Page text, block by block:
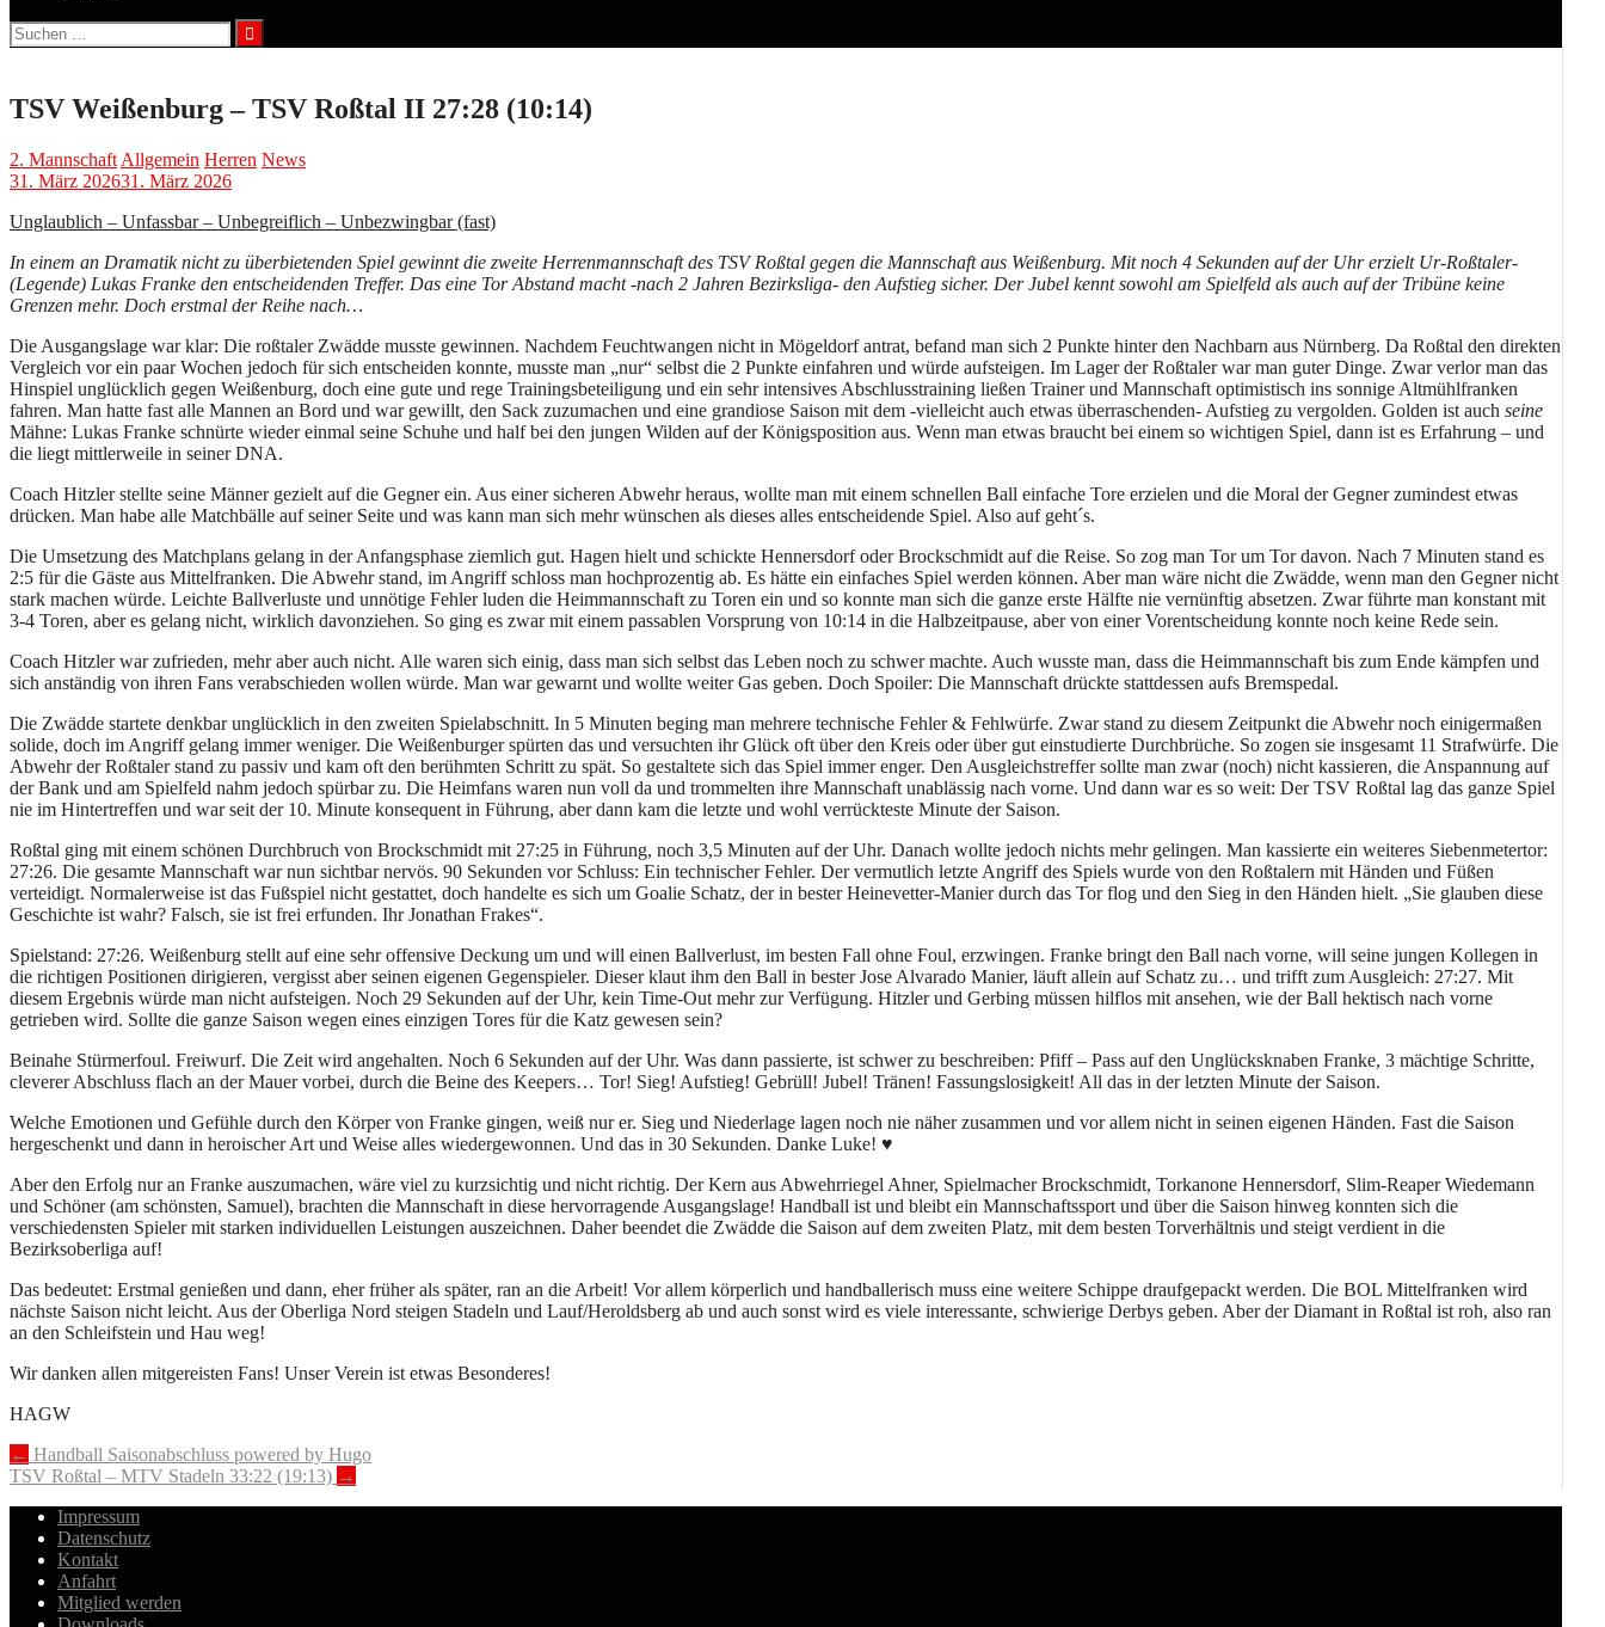
Suchen
nach:
TSV Weißenburg – TSV Roßtal II 27:28 (10:14)
2. Mannschaft Allgemein Herren News
31. März 202631. März 2026
Unglaublich – Unfassbar – Unbegreiflich – Unbezwingbar (fast)
In einem an Dramatik nicht zu überbietenden Spiel gewinnt die zweite Herrenmannschaft des TSV Roßtal gegen die Mannschaft aus Weißenburg. Mit noch 4 Sekunden auf der Uhr erzielt Ur-Roßtaler-
(Legende) Lukas Franke den entscheidenden Treffer. Das eine Tor Abstand macht -nach 2 Jahren Bezirksliga- den Aufstieg sicher. Der Jubel kennt sowohl am Spielfeld als auch auf der Tribüne keine
Grenzen mehr. Doch erstmal der Reihe nach…
Die Ausgangslage war klar: Die roßtaler Zwädde musste gewinnen. Nachdem Feuchtwangen nicht in Mögeldorf antrat, befand man sich 2 Punkte hinter den Nachbarn aus Nürnberg. Da Roßtal den direkten
Vergleich vor ein paar Wochen jedoch für sich entscheiden konnte, musste man „nur“ selbst die 2 Punkte einfahren und würde aufsteigen. Im Lager der Roßtaler war man guter Dinge. Zwar verlor man das
Hinspiel unglücklich gegen Weißenburg, doch eine gute und rege Trainingsbeteiligung und ein sehr intensives Abschlusstraining ließen Trainer und Mannschaft optimistisch ins sonnige Altmühlfranken
fahren. Man hatte fast alle Mannen an Bord und war gewillt, den Sack zuzumachen und eine grandiose Saison mit dem -vielleicht auch etwas überraschenden- Aufstieg zu vergolden. Golden ist auch seine
Mähne: Lukas Franke schnürte wieder einmal seine Schuhe und half bei den jungen Wilden auf der Königsposition aus. Wenn man etwas braucht bei einem so wichtigen Spiel, dann ist es Erfahrung – und
die liegt mittlerweile in seiner DNA.
Coach Hitzler stellte seine Männer gezielt auf die Gegner ein. Aus einer sicheren Abwehr heraus, wollte man mit einem schnellen Ball einfache Tore erzielen und die Moral der Gegner zumindest etwas
drücken. Man habe alle Matchbälle auf seiner Seite und was kann man sich mehr wünschen als dieses alles entscheidende Spiel. Also auf geht´s.
Die Umsetzung des Matchplans gelang in der Anfangsphase ziemlich gut. Hagen hielt und schickte Hennersdorf oder Brockschmidt auf die Reise. So zog man Tor um Tor davon. Nach 7 Minuten stand es
2:5 für die Gäste aus Mittelfranken. Die Abwehr stand, im Angriff schloss man hochprozentig ab. Es hätte ein einfaches Spiel werden können. Aber man wäre nicht die Zwädde, wenn man den Gegner nicht
stark machen würde. Leichte Ballverluste und unnötige Fehler luden die Heimmannschaft zu Toren ein und so konnte man sich die ganze erste Hälfte nie vernünftig absetzen. Zwar führte man konstant mit
3-4 Toren, aber es gelang nicht, wirklich davonziehen. So ging es zwar mit einem passablen Vorsprung von 10:14 in die Halbzeitpause, aber von einer Vorentscheidung konnte noch keine Rede sein.
Coach Hitzler war zufrieden, mehr aber auch nicht. Alle waren sich einig, dass man sich selbst das Leben noch zu schwer machte. Auch wusste man, dass die Heimmannschaft bis zum Ende kämpfen und
sich anständig von ihren Fans verabschieden wollen würde. Man war gewarnt und wollte weiter Gas geben. Doch Spoiler: Die Mannschaft drückte stattdessen aufs Bremspedal.
Die Zwädde startete denkbar unglücklich in den zweiten Spielabschnitt. In 5 Minuten beging man mehrere technische Fehler & Fehlwürfe. Zwar stand zu diesem Zeitpunkt die Abwehr noch einigermaßen
solide, doch im Angriff gelang immer weniger. Die Weißenburger spürten das und versuchten ihr Glück oft über den Kreis oder über gut einstudierte Durchbrüche. So zogen sie insgesamt 11 Strafwürfe. Die
Abwehr der Roßtaler stand zu passiv und kam oft den berühmten Schritt zu spät. So gestaltete sich das Spiel immer enger. Den Ausgleichstreffer sollte man zwar (noch) nicht kassieren, die Anspannung auf
der Bank und am Spielfeld nahm jedoch spürbar zu. Die Heimfans waren nun voll da und trommelten ihre Mannschaft unablässig nach vorne. Und dann war es so weit: Der TSV Roßtal lag das ganze Spiel
nie im Hintertreffen und war seit der 10. Minute konsequent in Führung, aber dann kam die letzte und wohl verrückteste Minute der Saison.
Roßtal ging mit einem schönen Durchbruch von Brockschmidt mit 27:25 in Führung, noch 3,5 Minuten auf der Uhr. Danach wollte jedoch nichts mehr gelingen. Man kassierte ein weiteres Siebenmetertor:
27:26. Die gesamte Mannschaft war nun sichtbar nervös. 90 Sekunden vor Schluss: Ein technischer Fehler. Der vermutlich letzte Angriff des Spiels wurde von den Roßtalern mit Händen und Füßen
verteidigt. Normalerweise ist das Fußspiel nicht gestattet, doch handelte es sich um Goalie Schatz, der in bester Heinevetter-Manier durch das Tor flog und den Sieg in den Händen hielt. „Sie glauben diese
Geschichte ist wahr? Falsch, sie ist frei erfunden. Ihr Jonathan Frakes“.
Spielstand: 27:26. Weißenburg stellt auf eine sehr offensive Deckung um und will einen Ballverlust, im besten Fall ohne Foul, erzwingen. Franke bringt den Ball nach vorne, will seine jungen Kollegen in
die richtigen Positionen dirigieren, vergisst aber seinen eigenen Gegenspieler. Dieser klaut ihm den Ball in bester Jose Alvarado Manier, läuft allein auf Schatz zu… und trifft zum Ausgleich: 27:27. Mit
diesem Ergebnis würde man nicht aufsteigen. Noch 29 Sekunden auf der Uhr, kein Time-Out mehr zur Verfügung. Hitzler und Gerbing müssen hilflos mit ansehen, wie der Ball hektisch nach vorne
getrieben wird. Sollte die ganze Saison wegen eines einzigen Tores für die Katz gewesen sein?
Beinahe Stürmerfoul. Freiwurf. Die Zeit wird angehalten. Noch 6 Sekunden auf der Uhr. Was dann passierte, ist schwer zu beschreiben: Pfiff – Pass auf den Unglücksknaben Franke, 3 mächtige Schritte,
cleverer Abschluss flach an der Mauer vorbei, durch die Beine des Keepers… Tor! Sieg! Aufstieg! Gebrüll! Jubel! Tränen! Fassungslosigkeit! All das in der letzten Minute der Saison.
Welche Emotionen und Gefühle durch den Körper von Franke gingen, weiß nur er. Sieg und Niederlage lagen noch nie näher zusammen und vor allem nicht in seinen eigenen Händen. Fast die Saison
hergeschenkt und dann in heroischer Art und Weise alles wiedergewonnen. Und das in 30 Sekunden. Danke Luke! ♥
Aber den Erfolg nur an Franke auszumachen, wäre viel zu kurzsichtig und nicht richtig. Der Kern aus Abwehrriegel Ahner, Spielmacher Brockschmidt, Torkanone Hennersdorf, Slim-Reaper Wiedemann
und Schöner (am schönsten, Samuel), brachten die Mannschaft in diese hervorragende Ausgangslage! Handball ist und bleibt ein Mannschaftssport und über die Saison hinweg konnten sich die
verschiedensten Spieler mit starken individuellen Leistungen auszeichnen. Daher beendet die Zwädde die Saison auf dem zweiten Platz, mit dem besten Torverhältnis und steigt verdient in die
Bezirksoberliga auf!
Das bedeutet: Erstmal genießen und dann, eher früher als später, ran an die Arbeit! Vor allem körperlich und handballerisch muss eine weitere Schippe draufgepackt werden. Die BOL Mittelfranken wird
nächste Saison nicht leicht. Aus der Oberliga Nord steigen Stadeln und Lauf/Heroldsberg ab und auch sonst wird es viele interessante, schwierige Derbys geben. Aber der Diamant in Roßtal ist roh, also ran
an den Schleifstein und Hau weg!
Wir danken allen mitgereisten Fans! Unser Verein ist etwas Besonderes!
HAGW
Post
navigation
← Handball Saisonabschluss powered by Hugo
TSV Roßtal – MTV Stadeln 33:22 (19:13) →
Impressum
Datenschutz
Kontakt
Anfahrt
Mitglied werden